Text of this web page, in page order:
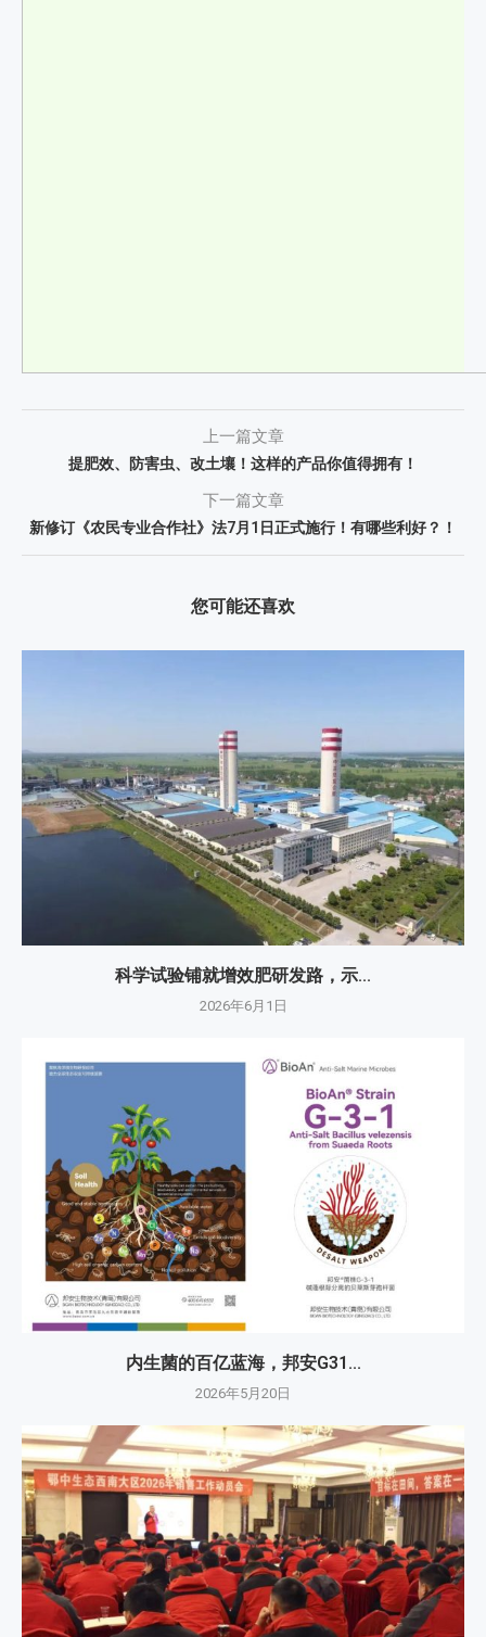
上一篇文章
提肥效、防害虫、改土壤！这样的产品你值得拥有！
下一篇文章
新修订《农民专业合作社》法7月1日正式施行！有哪些利好？！
您可能还喜欢
科学试验铺就增效肥研发路，示...
2026年6月1日
内生菌的百亿蓝海，邦安G31...
2026年5月20日